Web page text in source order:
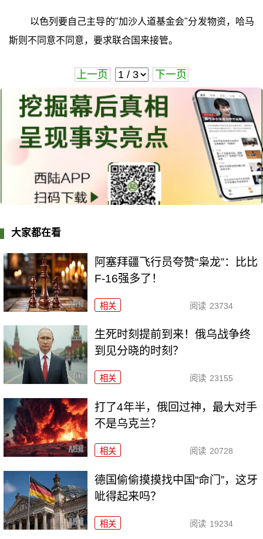
以色列要自己主导的"加沙人道基金会"分发物资，哈马
斯则不同意不同意，要求联合国来接管。
上一页 下一页
大家都在看
阿塞拜疆飞行员夸赞“枭龙”：比比
F-16强多了！
相关 阅读 23734
生死时刻提前到来！俄乌战争终
到见分晓的时刻？
相关 阅读 23155
打了4年半，俄回过神，最大对手
不是乌克兰？
相关 阅读 20728
德国偷偷摸摸找中国“命门”，这牙
呲得起来吗？
相关 阅读 19234